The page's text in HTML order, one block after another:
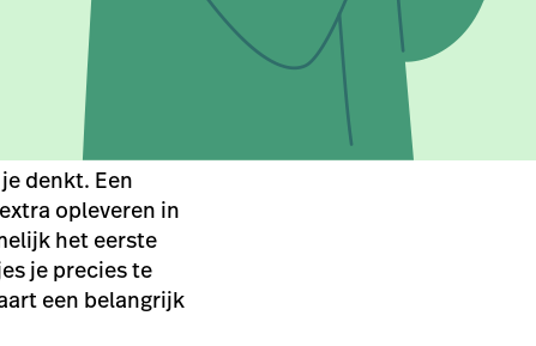
denkt. Een
opleveren in
het eerste
je precies te
een belangrijk